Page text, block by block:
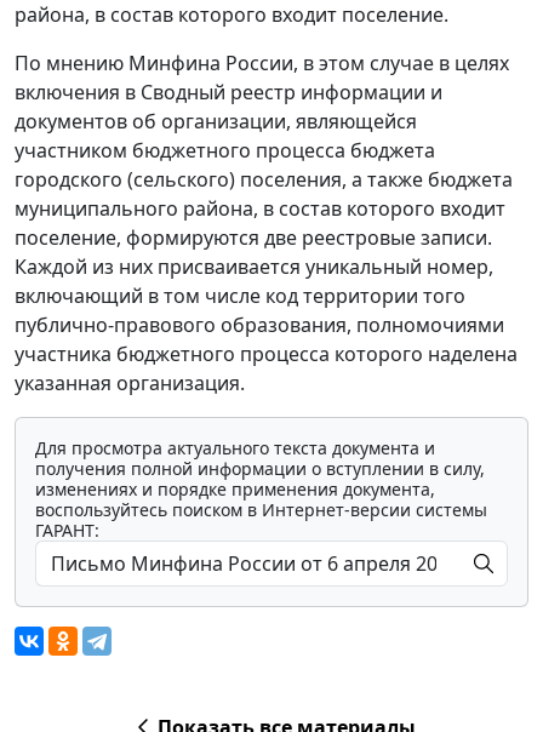
района, в состав которого входит поселение.
По мнению Минфина России, в этом случае в целях
включения в Сводный реестр информации и
документов об организации, являющейся
участником бюджетного процесса бюджета
городского (сельского) поселения, а также бюджета
муниципального района, в состав которого входит
поселение, формируются две реестровые записи.
Каждой из них присваивается уникальный номер,
включающий в том числе код территории того
публично-правового образования, полномочиями
участника бюджетного процесса которого наделена
указанная организация.
Для просмотра актуального текста документа и
получения полной информации о вступлении в силу,
изменениях и порядке применения документа,
воспользуйтесь поиском в Интернет-версии системы
ГАРАНТ: